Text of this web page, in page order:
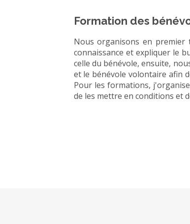
Formation des
Nous organisons en
connaissance et expliquer le
celle du bénévole, ensuite,
et le bénévole volontaire afin
Pour les formations,
de les mettre en conditions et